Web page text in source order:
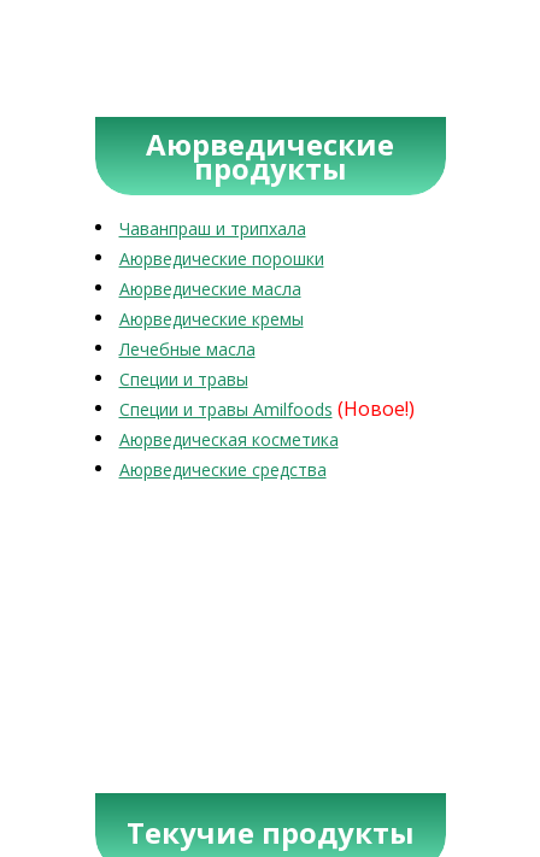
Аюрведические
продукты
Чаванпраш и трипхала
Аюрведические порошки
Аюрведические масла
Аюрведические кремы
Лечебные масла
Специи и травы
Специи и травы Amilfoods (Новое!)
Аюрведическая косметика
Аюрведические средства
Текучие продукты